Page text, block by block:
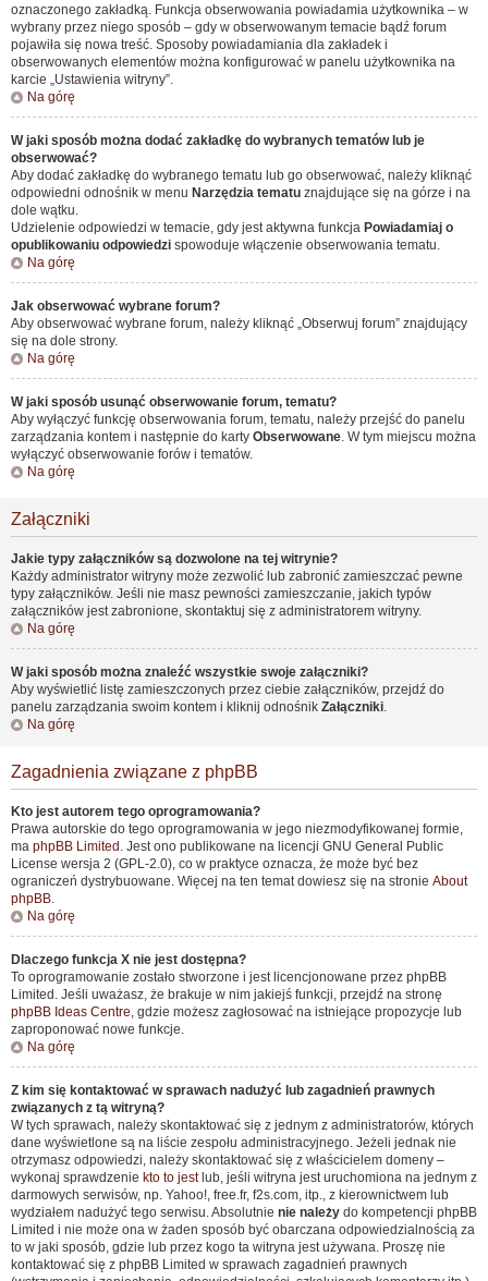
oznaczonego zakładką. Funkcja obserwowania powiadamia użytkownika – w
wybrany przez niego sposób – gdy w obserwowanym temacie bądź forum
pojawiła się nowa treść. Sposoby powiadamiania dla zakładek i
obserwowanych elementów można konfigurować w panelu użytkownika na
karcie „Ustawienia witryny”.
Na górę
W jaki sposób można dodać zakładkę do wybranych tematów lub je
obserwować?
Aby dodać zakładkę do wybranego tematu lub go obserwować, należy kliknąć
odpowiedni odnośnik w menu Narzędzia tematu znajdujące się na górze i na
dole wątku.
Udzielenie odpowiedzi w temacie, gdy jest aktywna funkcja Powiadamiaj o
opublikowaniu odpowiedzi spowoduje włączenie obserwowania tematu.
Na górę
Jak obserwować wybrane forum?
Aby obserwować wybrane forum, należy kliknąć „Obserwuj forum” znajdujący
się na dole strony.
Na górę
W jaki sposób usunąć obserwowanie forum, tematu?
Aby wyłączyć funkcję obserwowania forum, tematu, należy przejść do panelu
zarządzania kontem i następnie do karty Obserwowane. W tym miejscu można
wyłączyć obserwowanie forów i tematów.
Na górę
Załączniki
Jakie typy załączników są dozwolone na tej witrynie?
Każdy administrator witryny może zezwolić lub zabronić zamieszczać pewne
typy załączników. Jeśli nie masz pewności zamieszczanie, jakich typów
załączników jest zabronione, skontaktuj się z administratorem witryny.
Na górę
W jaki sposób można znaleźć wszystkie swoje załączniki?
Aby wyświetlić listę zamieszczonych przez ciebie załączników, przejdź do
panelu zarządzania swoim kontem i kliknij odnośnik Załączniki.
Na górę
Zagadnienia związane z phpBB
Kto jest autorem tego oprogramowania?
Prawa autorskie do tego oprogramowania w jego niezmodyfikowanej formie,
ma phpBB Limited . Jest ono publikowane na licencji GNU General Public
License wersja 2 (GPL-2.0), co w praktyce oznacza, że może być bez
ograniczeń dystrybuowane. Więcej na ten temat dowiesz się na stronie About
phpBB.
Na górę
Dlaczego funkcja X nie jest dostępna?
To oprogramowanie zostało stworzone i jest licencjonowane przez phpBB
Limited. Jeśli uważasz, że brakuje w nim jakiejś funkcji, przejdź na stronę
phpBB Ideas Centre, gdzie możesz zagłosować na istniejące propozycje lub
zaproponować nowe funkcje.
Na górę
Z kim się kontaktować w sprawach nadużyć lub zagadnień prawnych
związanych z tą witryną?
W tych sprawach, należy skontaktować się z jednym z administratorów, których
dane wyświetlone są na liście zespołu administracyjnego. Jeżeli jednak nie
otrzymasz odpowiedzi, należy skontaktować się z właścicielem domeny –
wykonaj sprawdzenie kto to jestlub, jeśli witryna jest uruchomiona na jednym z
darmowych serwisów, np. Yahoo!, free.fr, f2s.com, itp., z kierownictwem lub
wydziałem nadużyć tego serwisu. Absolutnie nie należy do kompetencji phpBB
Limited i nie może ona w żaden sposób być obarczana odpowiedzialnością za
to w jaki sposób, gdzie lub przez kogo ta witryna jest używana. Proszę nie
kontaktować się z phpBB Limited w sprawach zagadnień prawnych